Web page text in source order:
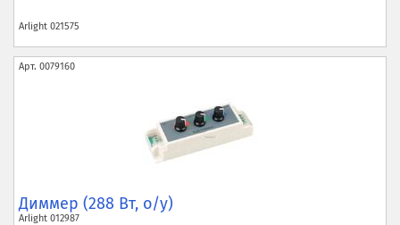
Arlight 021575
Арт. 0079160
Диммер (288 Вт, о/у)
Arlight 012987